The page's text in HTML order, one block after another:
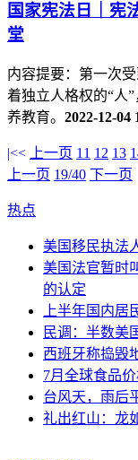
国家宪法日｜
堂
内容提要：第一次
着独立人格权的“人
养教育。 2022-12-04
|<< 上一页 11 12 13
上一页 19/40 下一页
热点
美国移民执法
美国法官暂时
的认定
上半年国内居
民调：半数美
西班牙称捣毁
7月全球食品
台风天，雨后
礼出红山：龙